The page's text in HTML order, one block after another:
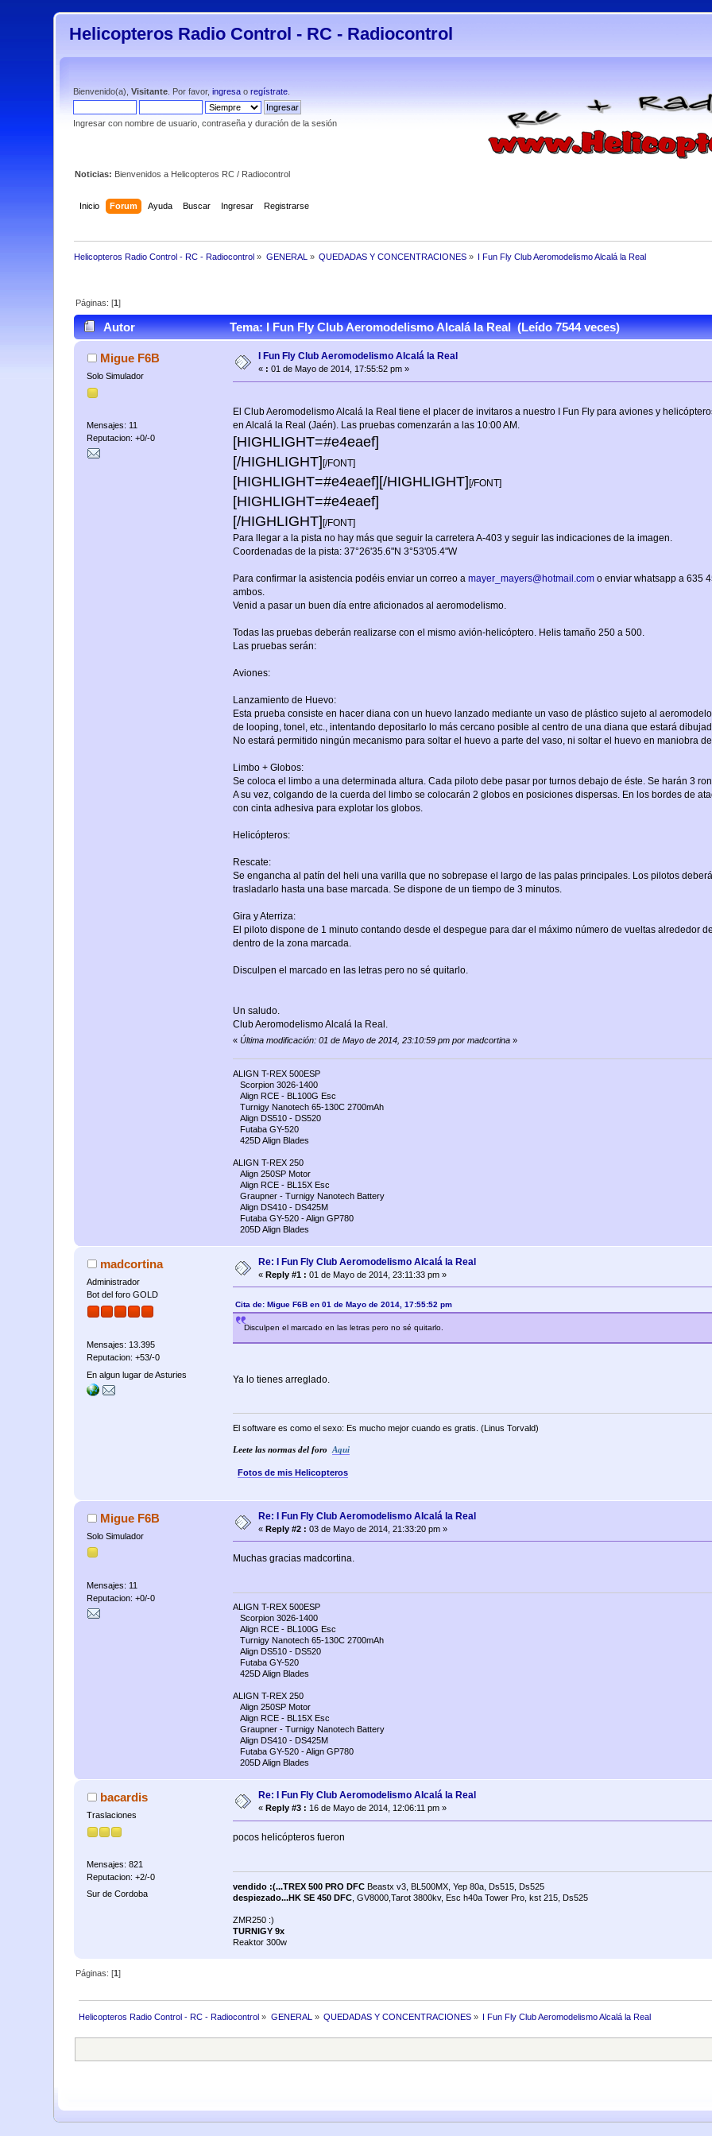
Helicopteros Radio Control - RC - Radiocontrol
Bienvenido(a),Visitante . Por favor,ingresa oregístrate
Ingresar con nombre de usuario, contraseña y duración de la sesión
Noticias: Bienvenidos a Helicopteros RC / Radiocontrol
Inicio Forum Ayuda Buscar Ingresar Registrarse
Helicopteros Radio Control - RC - Radiocontrol » GENERAL » QUEDADAS Y CONCENTRACIONES » I Fun Fly Club Aeromodelismo Alcalá la Real
Páginas: [1]
Autor Tema: I Fun Fly Club Aeromodelismo Alcalá la Real (Leído 7544 veces)
Migue F6B
Solo Simulador
Mensajes: 11
Reputacion: +0/-0
I Fun Fly Club Aeromodelismo Alcalá la Real
« : 01 de Mayo de 2014, 17:55:52 pm »
El Club Aeromodelismo Alcalá la Real tiene el placer de invitaros a nuestro I Fun Fly para aviones y
en Alcalá la Real (Jaén). Las pruebas comenzarán a las 10:00 AM.
[HIGHLIGHT=#e4eaef]
[/HIGHLIGHT] [/FONT]
[HIGHLIGHT=#e4eaef] [/HIGHLIGHT] [/FONT]
[HIGHLIGHT=#e4eaef]
[/HIGHLIGHT] [/FONT]
Para llegar a la pista no hay más que seguir la carretera A-403 y seguir las indicaciones de la imagen.
Coordenadas de la pista: 37°26'35.6"N 3°53'05.4"W
Para confirmar la asistencia podéis enviar un correo a mayer_mayers@hotmail.como enviar whatsapp a 635
ambos.
Venid a pasar un buen día entre aficionados al aeromodelismo.
Todas las pruebas deberán realizarse con el mismo avión-helicóptero. Helis tamaño 250 a 500.
Las pruebas serán:
Aviones:
Lanzamiento de Huevo:
Esta prueba consiste en hacer diana con un huevo lanzado mediante un vaso de plástico sujeto al
de looping, tonel, etc., intentando depositarlo lo más cercano posible al centro de una diana que estará
No estará permitido ningún mecanismo para soltar el huevo a parte del vaso, ni soltar el huevo en maniobra
Limbo + Globos:
Se coloca el limbo a una determinada altura. Cada piloto debe pasar por turnos debajo de éste. Se harán 3
A su vez, colgando de la cuerda del limbo se colocarán 2 globos en posiciones dispersas. En los bordes de
con cinta adhesiva para explotar los globos.
Helicópteros:
Rescate:
Se engancha al patín del heli una varilla que no sobrepase el largo de las palas principales. Los pilotos
trasladarlo hasta una base marcada. Se dispone de un tiempo de 3 minutos.
Gira y Aterriza:
El piloto dispone de 1 minuto contando desde el despegue para dar el máximo número de vueltas alrededor
dentro de la zona marcada.
Disculpen el marcado en las letras pero no sé quitarlo.
Un saludo.
Club Aeromodelismo Alcalá la Real.
« Última modificación: 01 de Mayo de 2014, 23:10:59 pm por madcortina»
ALIGN T-REX 500ESP
Scorpion 3026-1400
Align RCE - BL100G Esc
Turnigy Nanotech 65-130C 2700mAh
Align DS510 - DS520
Futaba GY-520
425D Align Blades
ALIGN T-REX 250
Align 250SP Motor
Align RCE - BL15X Esc
Graupner - Turnigy Nanotech Battery
Align DS410 - DS425M
Futaba GY-520 - Align GP780
205D Align Blades
madcortina
Administrador
Bot del foro GOLD
Mensajes: 13.395
Reputacion: +53/-0
En algun lugar de Asturies
Re: I Fun Fly Club Aeromodelismo Alcalá la Real
«Reply #1 : 01 de Mayo de 2014, 23:11:33 pm »
Cita de: Migue F6B en 01 de Mayo de 2014, 17:55:52 pm
Disculpen el marcado en las letras pero no sé quitarlo.
Ya lo tienes arreglado.
El software es como el sexo: Es mucho mejor cuando es gratis. (Linus Torvald)
Leete las normas del foro Aqui
Fotos de mis Helicopteros
Migue F6B
Solo Simulador
Mensajes: 11
Reputacion: +0/-0
Re: I Fun Fly Club Aeromodelismo Alcalá la Real
«Reply #2 : 03 de Mayo de 2014, 21:33:20 pm »
Muchas gracias madcortina.
ALIGN T-REX 500ESP
Scorpion 3026-1400
Align RCE - BL100G Esc
Turnigy Nanotech 65-130C 2700mAh
Align DS510 - DS520
Futaba GY-520
425D Align Blades
ALIGN T-REX 250
Align 250SP Motor
Align RCE - BL15X Esc
Graupner - Turnigy Nanotech Battery
Align DS410 - DS425M
Futaba GY-520 - Align GP780
205D Align Blades
bacardis
Traslaciones
Mensajes: 821
Reputacion: +2/-0
Sur de Cordoba
Re: I Fun Fly Club Aeromodelismo Alcalá la Real
« Reply #3 : 16 de Mayo de 2014, 12:06:11 pm »
pocos helicópteros fueron
vendido :(...TREX 500 PRO DFC Beastx v3, BL500MX, Yep 80a, Ds515, Ds525
despiezado...HK SE 450 DFC, GV8000,Tarot 3800kv, Esc h40a Tower Pro, kst 215, Ds525
ZMR250 :)
TURNIGY 9x
Reaktor 300w
Páginas: [1]
Helicopteros Radio Control - RC - Radiocontrol » GENERAL » QUEDADAS Y CONCENTRACIONES » I Fun Fly Club Aeromodelismo Alcalá la Real